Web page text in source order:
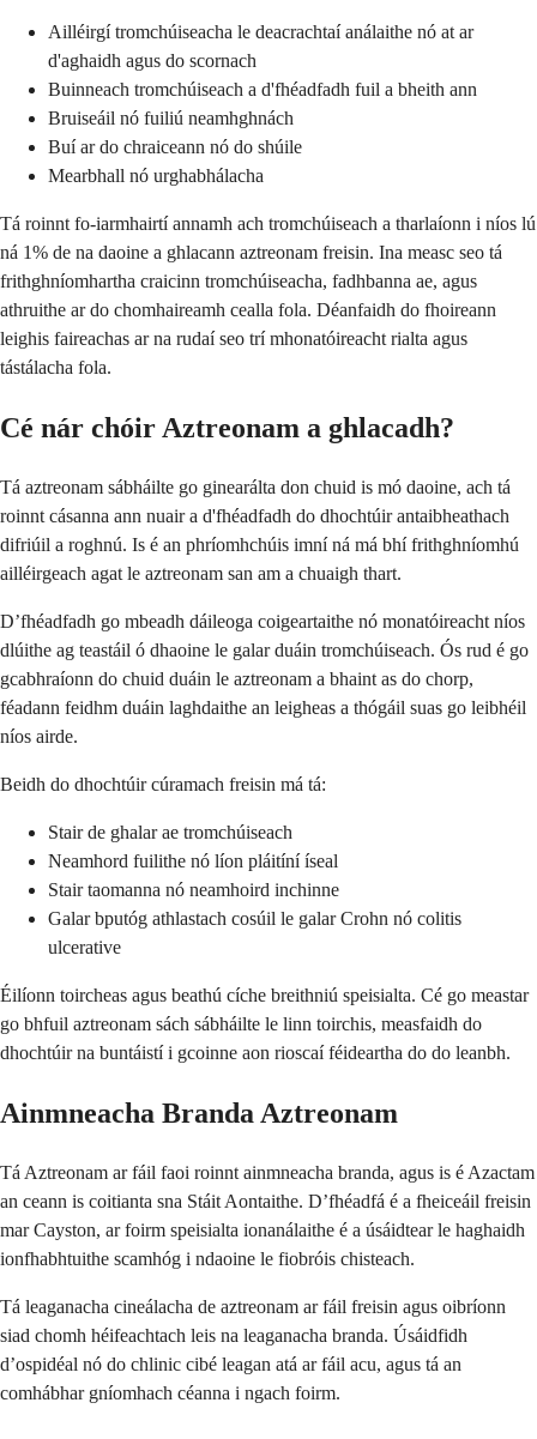
Ailléirgí tromchúiseacha le deacrachtaí análaithe nó at ar
d'aghaidh agus do scornach
Buinneach tromchúiseach a d'fhéadfadh fuil a bheith ann
Bruiseáil nó fuiliú neamhghnách
Buí ar do chraiceann nó do shúile
Mearbhall nó urghabhálacha
Tá roinnt fo-iarmhairtí annamh ach tromchúiseach a tharlaíonn i níos lú
ná 1% de na daoine a ghlacann aztreonam freisin. Ina measc seo tá
frithghníomhartha craicinn tromchúiseacha, fadhbanna ae, agus
athruithe ar do chomhaireamh cealla fola. Déanfaidh do fhoireann
leighis faireachas ar na rudaí seo trí mhonatóireacht rialta agus
tástálacha fola.
Cé nár chóir Aztreonam a ghlacadh?
Tá aztreonam sábháilte go ginearálta don chuid is mó daoine, ach tá
roinnt cásanna ann nuair a d'fhéadfadh do dhochtúir antaibheathach
difriúil a roghnú. Is é an phríomhchúis imní ná má bhí frithghníomhú
ailléirgeach agat le aztreonam san am a chuaigh thart.
D’fhéadfadh go mbeadh dáileoga coigeartaithe nó monatóireacht níos
dlúithe ag teastáil ó dhaoine le galar duáin tromchúiseach. Ós rud é go
gcabhraíonn do chuid duáin le aztreonam a bhaint as do chorp,
féadann feidhm duáin laghdaithe an leigheas a thógáil suas go leibhéil
níos airde.
Beidh do dhochtúir cúramach freisin má tá:
Stair de ghalar ae tromchúiseach
Neamhord fuilithe nó líon pláitíní íseal
Stair taomanna nó neamhoird inchinne
Galar bputóg athlastach cosúil le galar Crohn nó colitis
ulcerative
Éilíonn toircheas agus beathú cíche breithniú speisialta. Cé go meastar
go bhfuil aztreonam sách sábháilte le linn toirchis, measfaidh do
dhochtúir na buntáistí i gcoinne aon rioscaí féideartha do do leanbh.
Ainmneacha Branda Aztreonam
Tá Aztreonam ar fáil faoi roinnt ainmneacha branda, agus is é Azactam
an ceann is coitianta sna Stáit Aontaithe. D’fhéadfá é a fheiceáil freisin
mar Cayston, ar foirm speisialta ionanálaithe é a úsáidtear le haghaidh
ionfhabhtuithe scamhóg i ndaoine le fiobróis chisteach.
Tá leaganacha cineálacha de aztreonam ar fáil freisin agus oibríonn
siad chomh héifeachtach leis na leaganacha branda. Úsáidfidh
d’ospidéal nó do chlinic cibé leagan atá ar fáil acu, agus tá an
comhábhar gníomhach céanna i ngach foirm.